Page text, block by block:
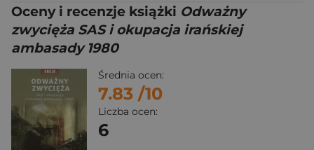
Oceny i recenzje książki Odważny
zwycięża SAS i okupacja irańskiej
ambasady 1980
Średnia ocen:
7.83 /10
Liczba ocen:
6